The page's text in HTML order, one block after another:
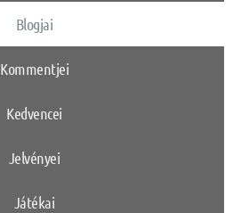
Blogjai
Kommentjei
Kedvencei
Jelvényei
Játékai